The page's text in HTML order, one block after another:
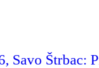
Savo Štrbac: